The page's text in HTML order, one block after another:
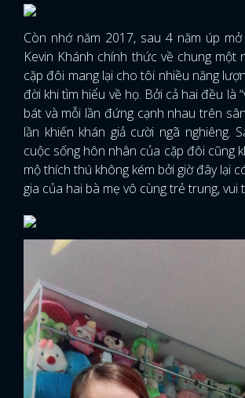
Còn nhớ năm 2017, sau 4 năm úp
Kevin Khánh chính thức về chung một
cặp đôi mang lại cho tôi nhiều năng
đời khi tìm hiểu về họ. Bởi cả hai đều là
bát và mỗi lần đứng cạnh nhau trên
lần khiến khán giả cười ngã nghiêng.
cuộc sống hôn nhân của cặp đôi cũng
mộ thích thú không kém bởi giờ đây lại
gia của hai bà mẹ vô cùng trẻ trung, vui